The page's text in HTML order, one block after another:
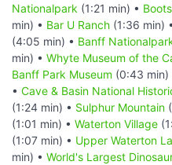
Nationalpark (1:21 min) •
min) • Bar U Ranch (1:36 min) •
(4:05 min) • Banff
min) • Whyte Museum of the
Banff Park Museum (0:43 min)
• Cave & Basin National
(1:24 min) • Sulphur Mountain
(1:01 min) • Waterton Village
(1:07 min) • Upper Waterton
min) • World's Largest